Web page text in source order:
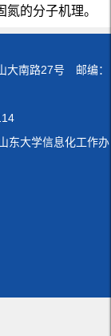
的分子机理。
南路27号 邮编：
东大学信息化工作办